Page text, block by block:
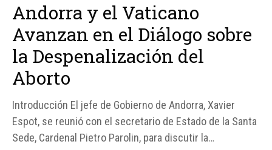
Andorra y el Vaticano
Avanzan en el Diálogo sobre
la Despenalización del
Aborto
Introducción El jefe de Gobierno de Andorra, Xavier
Espot, se reunió con el secretario de Estado de la Santa
Sede, Cardenal Pietro Parolin, para discutir la